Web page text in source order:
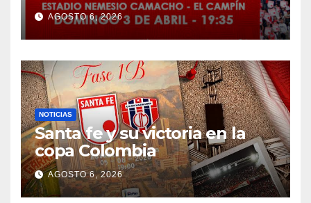
AGOSTO 6, 2026
NOTICIAS
Santa fe y su victoria en la
copa Colombia
AGOSTO 6, 2026